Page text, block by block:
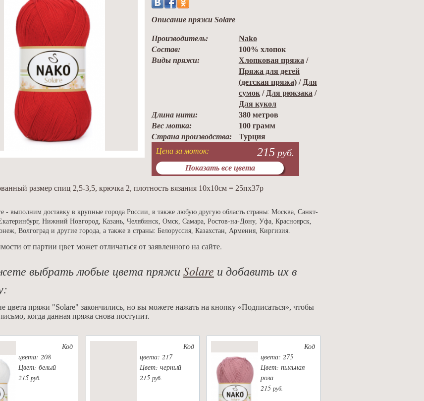
Описание пряжи Solare
Производитель:
Nako
Состав:
100% хлопок
Виды пряжи:
Хлопковая пряжа /
Пряжа для детей
(детская пряжа)/ Для
сумок/ Для рюкзака /
Для кукол
Длина нити:
380 метров
Вес мотка:
100 грамм
Страна производства:
Турция
Цена за моток:
215 руб.
Показать все цвета
размер спиц 2,5-3,5, крючка 2, плотность вязания 10х10см = 25пх37р
- выполним доставку в крупные города России, в также любую другую область страны: Москва, Санкт-
Нижний Новгород, Казань, Челябинск, Омск, Самара, Ростов-на-Дону, Уфа, Красноярск,
Волгоград и другие города, а также в страны: Белоруссия, Казахстан, Армения, Киргизия.
от партии цвет может отличаться от заявленного на сайте.
выбрать любые цвета пряжи Solare и добавить их в
цвета пряжи "Solare" закончились, но вы можете нажать на кнопку «Подписаться», чтобы
когда данная пряжа снова поступит.
Код
цвета: 208
Цвет: белый
215руб.
Код
цвета: 217
Цвет: черный
215 руб.
Код
цвета: 275
Цвет: пыльная
роза
215 руб.